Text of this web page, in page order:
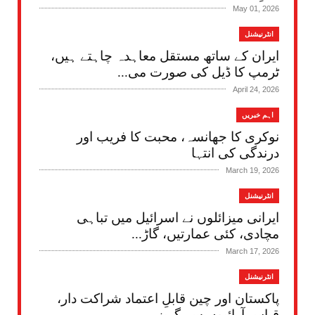
May 01, 2026
انٹرنیشنل
ایران کے ساتھ مستقل معاہدہ چاہتے ہیں،
ٹرمپ کا ڈیل کی صورت می...
April 24, 2026
اہم خبریں
نوکری کا جھانسہ، محبت کا فریب اور
درندگی کی انتہا
March 19, 2026
انٹرنیشنل
ایرانی میزائلوں نے اسرائیل میں تباہی
مچادی، کئی عمارتیں، گاڑ...
March 17, 2026
انٹرنیشنل
پاکستان اور چین قابلِ اعتماد شراکت دار،